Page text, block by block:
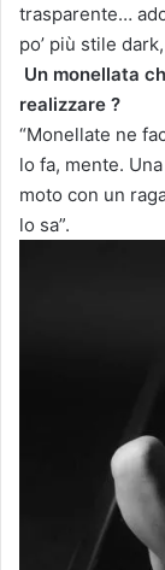
trasparente…
po’ più stile
Un monellata
realizzare ?
“Monellate ne
lo fa, mente.
moto con un
lo sa”.